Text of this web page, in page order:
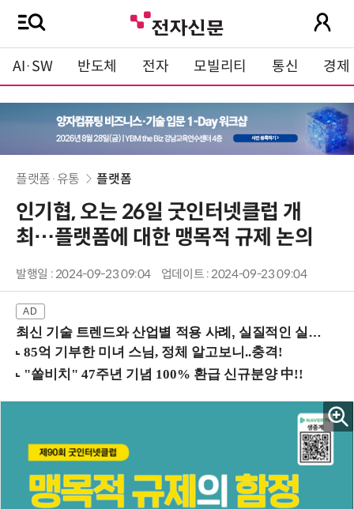
AI·SW 반도체 전자 모빌리티 통신 경제
플랫폼·유통 플랫폼
인기협, 오는 26일 굿인터넷클럽 개
최…플랫폼에 대한 맹목적 규제 논의
발행일 : 2024-09-23 09:04 업데이트 : 2024-09-23 09:04
최신 기술 트렌드와 산업별 적용 사례, 실질적인 실행 전략을 공유 (9/18 양재역)